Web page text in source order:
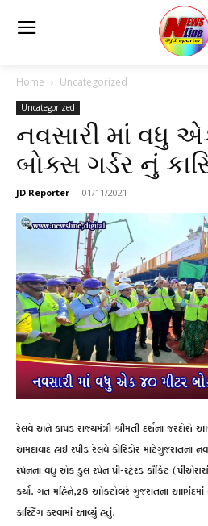
Home Uncategorized
Uncategorized
નવસારી માં વધુ
બોક્સ ગર્ડર નું
JD Reporter - 01/11/2021
રેલવે અને કાપડ રાજ્યમંત્રી શ્રીમતી દર્શના
અમદાવાદ હાઈ સ્પીડ રેલવે કોરિડોર માટેગુજરાતના
સ્પેનના વધુ એક ફુલ સ્પેન પ્રી-સ્ટ્રેસ્ડ કોંક્રિટ
કર્યો. ગત મહિને,28 ઓક્ટોબરે ગુજરાતના આણંદમાં
કાસ્ટિંગ કરવામાં આવ્યું હતું.